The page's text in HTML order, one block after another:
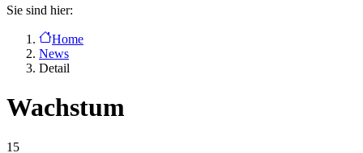
Sie sind hier:
Home
News
Detail
Wachstum
15